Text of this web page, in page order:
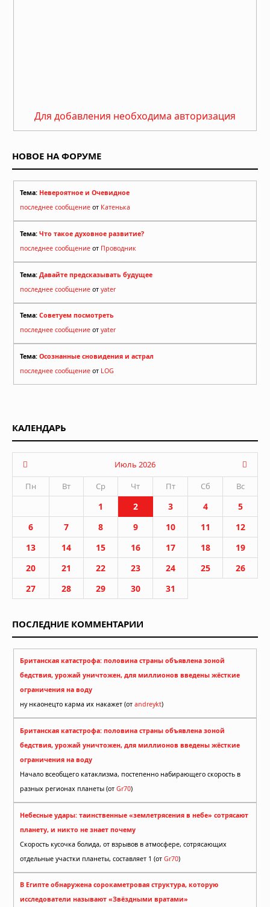
Для добавления необходима авторизация
НОВОЕ НА ФОРУМЕ
Тема: Невероятное и Очевидное
последнее сообщение от Катенька
Тема: Что такое духовное развитие?
последнее сообщение от Проводник
Тема: Давайте предсказывать будущее
последнее сообщение от yater
Тема: Советуем посмотреть
последнее сообщение от yater
Тема: Осознанные сновидения и астрал
последнее сообщение от LOG
КАЛЕНДАРЬ
Июль 2026
Пн
Вт Ср Чт Пт Сб Вс
1 2 3 4
5
6
7 8 9 10 11
12
13
14 15 16 17 18
19
20
21 22 23 24 25
26
27
28 29 30 31
ПОСЛЕДНИЕ КОММЕНТАРИИ
Британская катастрофа: половина страны объявлена зоной
бедствия, урожай уничтожен, для миллионов введены жёсткие
ограничения на воду
ну нкаонецто карма их накажет (от andreykt)
Британская катастрофа: половина страны объявлена зоной
бедствия, урожай уничтожен, для миллионов введены жёсткие
ограничения на воду
Начало всеобщего катаклизма, постепенно набирающего скорость в
разных регионах планеты (от Gr70)
Небесные удары: таинственные «землетрясения в небе» сотрясают
планету, и никто не знает почему
Скорость кусочка болида, от взрывов в атмосфере, сотрясающих
отдельные участки планеты, составляет 1 (от Gr70)
В Египте обнаружена сорокаметровая структура, которую
исследователи называют «Звёздными вратами»